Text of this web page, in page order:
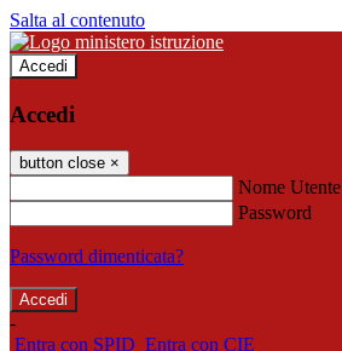
Salta al contenuto
Accedi
Accedi
button close ×
Nome Utente
Password
Password dimenticata?
-
Entra con SPID Entra con CIE